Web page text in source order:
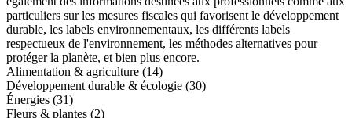
particuliers sur les mesures fiscales qui favorisent le développement
durable, les labels environnementaux, les différents labels
respectueux de l'environnement, les méthodes alternatives pour
protéger la planète, et bien plus encore.
Alimentation & agriculture (14)
Développement durable & écologie (30)
Énergies (31)
Fleurs & plantes (2)